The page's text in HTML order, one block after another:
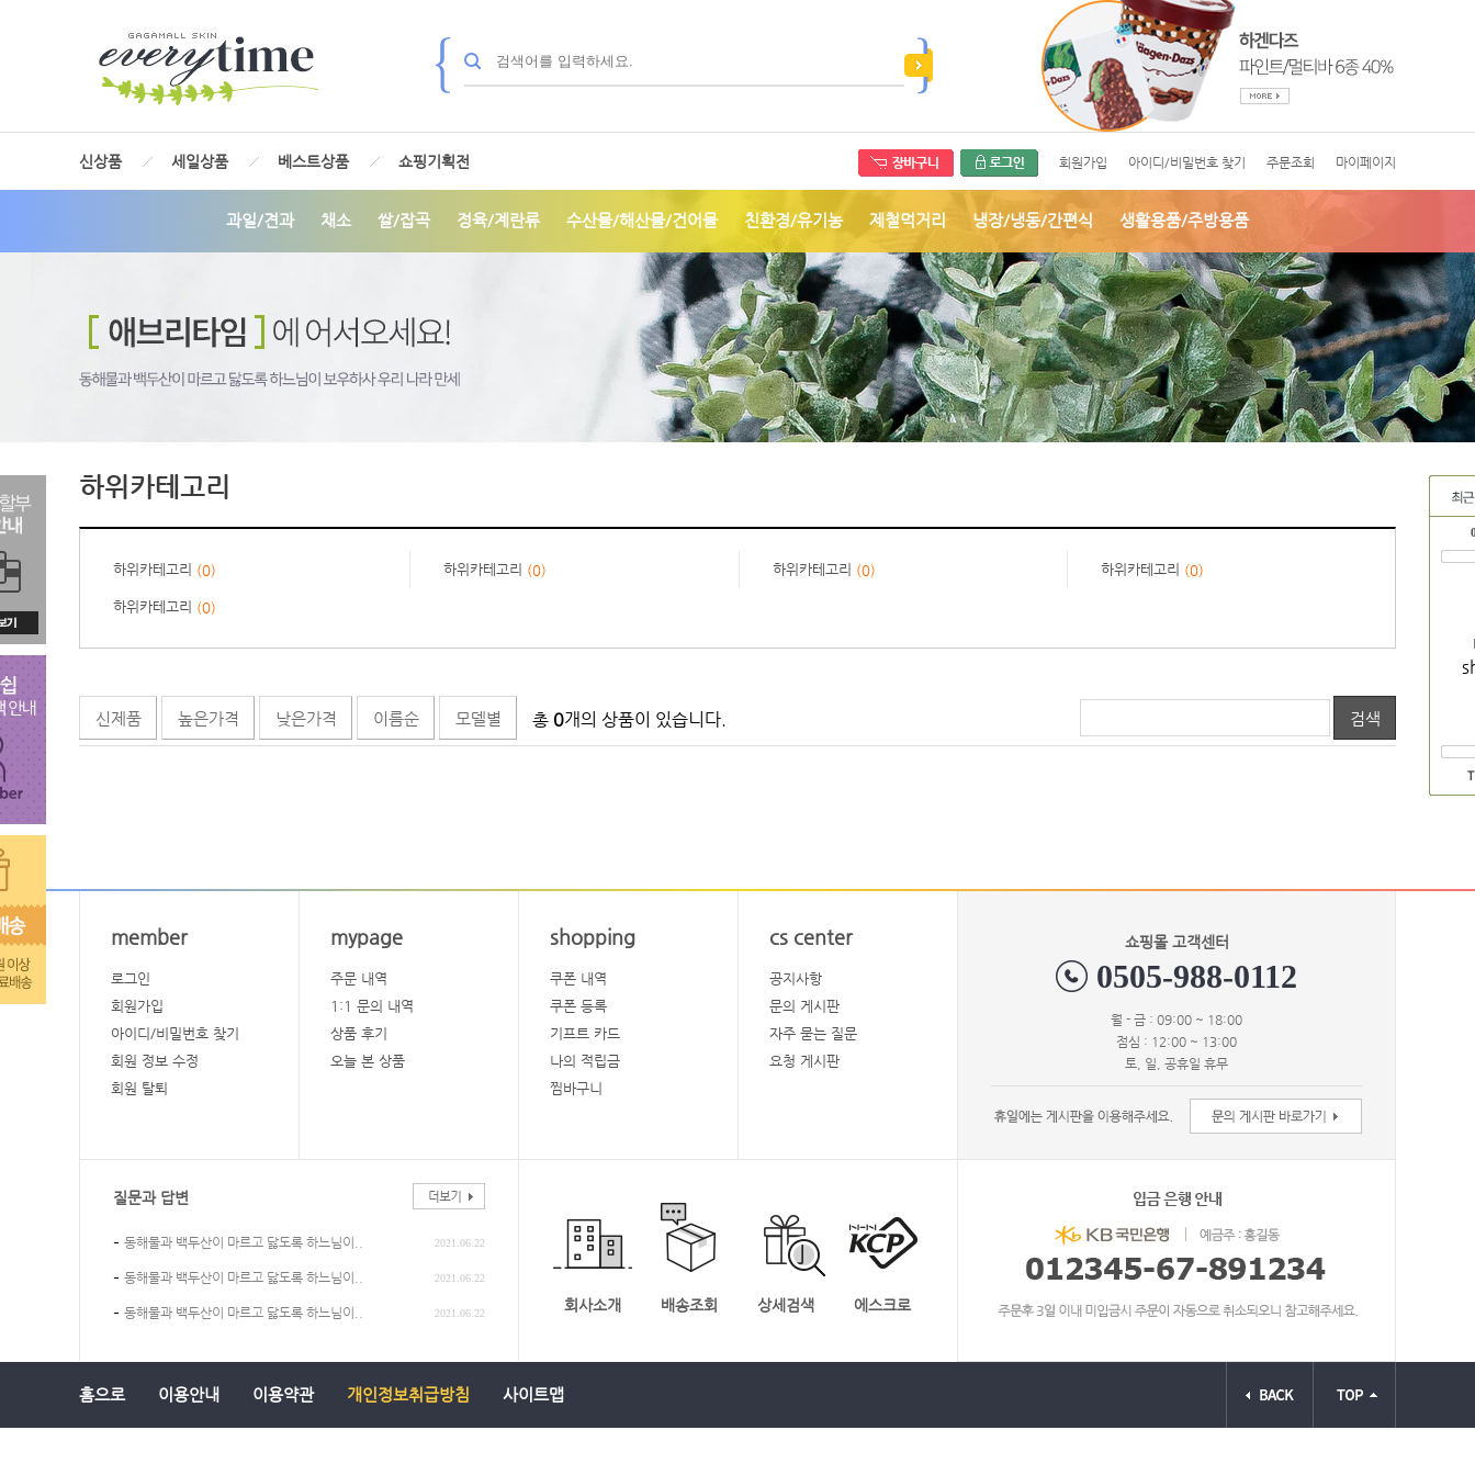
신상품 세일상품 베스트상품 쇼핑기획전 마이페이지
주문조회
아이디/비밀번호 찾기
회원가입
과일/견과 채소 쌀/잡곡 정육/계란류 수산물/해산물/건어물 친환경/유기농 제철먹거리 냉장/냉동/간편식 생활용품/주방용품
하위카테고리
하위카테고리 (0) 하위카테고리 (0) 하위카테고리 (0) 하위카테고리 (0)
하위카테고리 (0)
신제품 높은가격 낮은가격 이름순 모델별 총 0개의 상품이 있습니다. 검색
member
로그인
회원가입
아이디/비밀번호 찾기
회원 정보 수정
회원 탈퇴
mypage
주문 내역
1:1 문의 내역
상품 후기
오늘 본 상품
shopping
쿠폰 내역
쿠폰 등록
기프트 카드
나의 적립금
찜바구니
cs center
공지사항
문의 게시판
자주 묻는 질문
요청 게시판
쇼핑몰 고객센터
0505-988-0112
월 - 금 : 09:00 ~ 18:00
점심 : 12:00 ~ 13:00
토, 일, 공휴일 휴무
질문과 답변
- 동해물과 백두산이 마르고 닳도록 하느님이.. 2021.06.22
- 동해물과 백두산이 마르고 닳도록 하느님이.. 2021.06.22
- 동해물과 백두산이 마르고 닳도록 하느님이.. 2021.06.22 회사소개 배송조회 상세검색 에스크로
홈으로 이용안내 이용약관 개인정보취급방침 사이트맵